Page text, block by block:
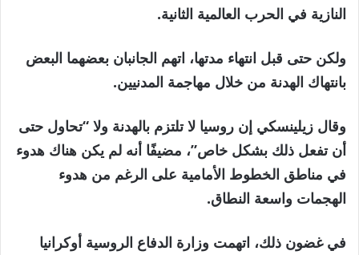
النازية في الحرب العالمية الثانية.
ولكن حتى قبل انتهاء مدتها، اتهم الجانبان بعضهما البعض
بانتهاك الهدنة من خلال مهاجمة المدنيين.
وقال زيلينسكي إن روسيا لا تلتزم بالهدنة ولا “تحاول حتى
أن تفعل ذلك بشكل خاص”، مضيفًا أنه لم يكن هناك هدوء
في مناطق الخطوط الأمامية على الرغم من هدوء
الهجمات واسعة النطاق.
في غضون ذلك، اتهمت وزارة الدفاع الروسية أوكرانيا